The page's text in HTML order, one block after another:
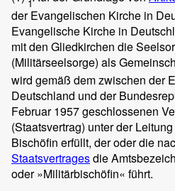
1
der Evangelischen Kirche in
Evangelische Kirche in
mit den Gliedkirchen die
(Militärseelsorge) als
wird gemäß dem zwischen der
Deutschland und der
Februar 1957 geschlossenen
(Staatsvertrag) unter der
Bischöfin erfüllt, der oder die
Staatsvertragesdie
oder »Militärbischöfin« führt.